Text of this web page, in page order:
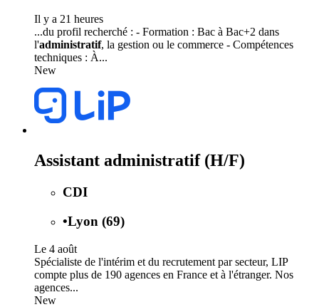
Il y a 21 heures
...du profil recherché : - Formation : Bac à Bac+2 dans
l'administratif, la gestion ou le commerce - Compétences
techniques : À...
New
Assistant administratif (H/F)
CDI
•Lyon (69)
Le 4 août
Spécialiste de l'intérim et du recrutement par secteur, LIP
compte plus de 190 agences en France et à l'étranger. Nos
agences...
New